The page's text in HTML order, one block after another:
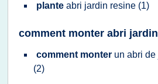
plante abri jardin resine (1)
comment monter abri jardin
comment monter un abri de
(2)